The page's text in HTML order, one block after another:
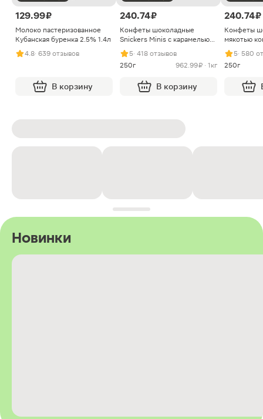
129.99 ₽
Молоко пастеризованное
Кубанская буренка 2.5% 1.4л
4.8· 639 отзывов
В корзину
240.74 ₽
Конфеты шоколадные
Snickers Minis с карамелью
арахисом и нугой
5· 418 отзывов
250г
962.99 ₽ · 1кг
В корзину
240.74 ₽
Конфеты
мякотью
5· 580
250г
Новинки